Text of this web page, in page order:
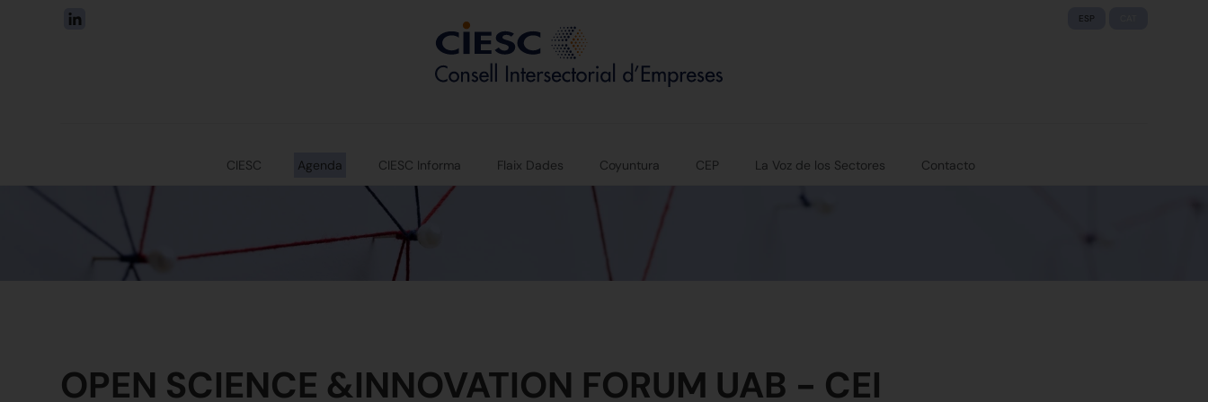
ESP
CIESC Agenda CIESC Informa Flaix Dades Coyuntura CEP La Voz de los Sectores Contacto
OPEN SCIENCE &INNOVATION FORUM UAB - CEI